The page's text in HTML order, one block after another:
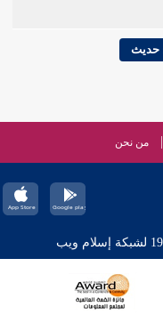
حديث
من نحن